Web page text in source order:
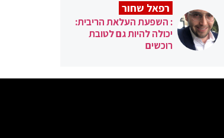
רפאל שחור
: השפעת העלאת הריבית:
יכולה להיות גם לטובת
רוכשים